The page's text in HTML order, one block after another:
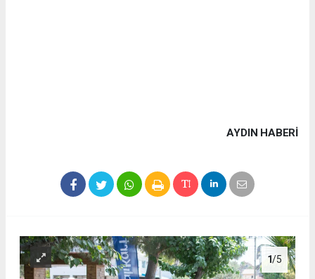
AYDIN HABERİ
1/5